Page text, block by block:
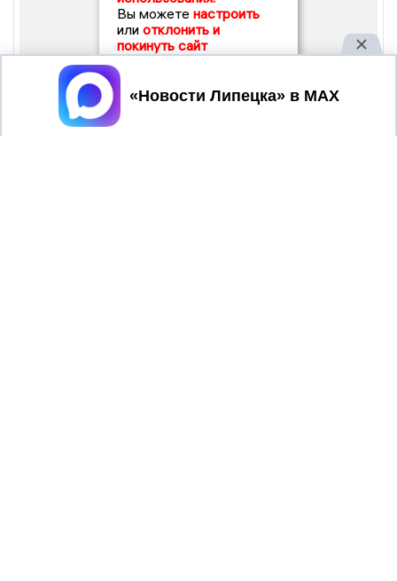
Вы можете настроить
или отклонить и
покинуть сайт
Принять